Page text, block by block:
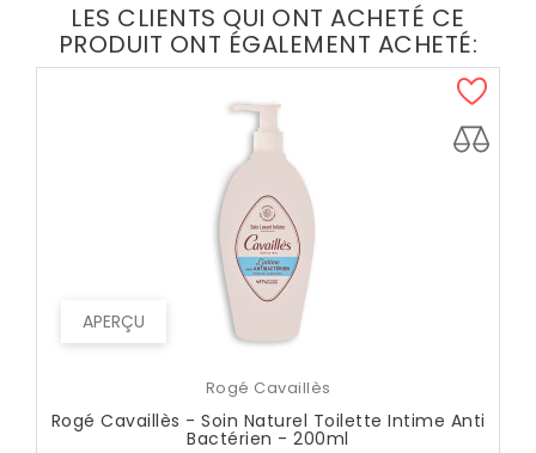
LES CLIENTS QUI ONT ACHETÉ CE
PRODUIT ONT ÉGALEMENT ACHETÉ:
APERÇU
Rogé Cavaillès
Rogé Cavaillès - Soin Naturel Toilette Intime Anti
Bactérien - 200ml